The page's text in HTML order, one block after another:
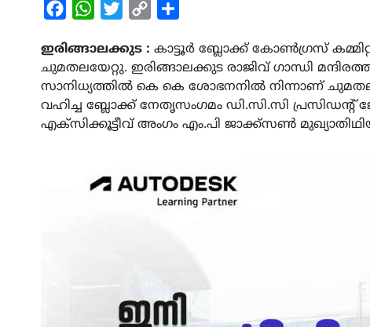
FacebookWhatsAppTwitterCopy
ഇരിങ്ങാലക്കുട : കാട്ടൂർ ബ്ലോക്ക് കോൺഗ്രസ്
ചുമതലയേറ്റു. ഇരിങ്ങാലക്കുട രാജിവ് ഗാന്ധി
സാനിധ്യത്തിൽ കെ കെ ശോഭനനിൽ നിന്നാണ്
വഹിച്ച ബ്ലോക്ക് നേതൃസംഗമം ഡി.സി.സി
എക്സിക്കൂട്ടീവ് അംഗം എം.പി ജാക്ക്സൺ